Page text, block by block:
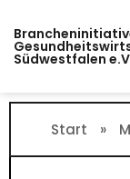
Inhalt
springen
Südwestfalen
Start »